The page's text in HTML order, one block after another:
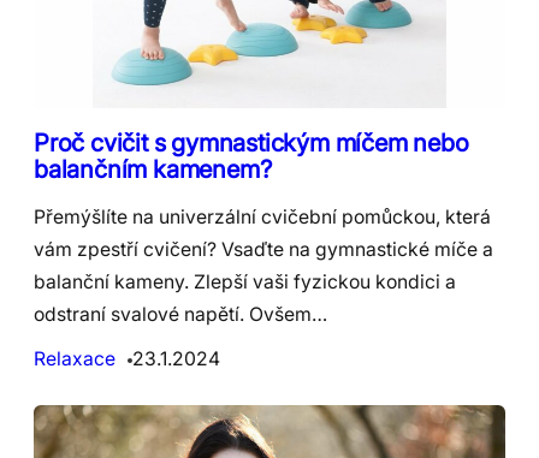
Proč cvičit s gymnastickým míčem nebo
balančním kamenem?
Přemýšlíte na univerzální cvičební pomůckou, která
vám zpestří cvičení? Vsaďte na gymnastické míče a
balanční kameny. Zlepší vaši fyzickou kondici a
odstraní svalové napětí. Ovšem…
Relaxace
23.1.2024